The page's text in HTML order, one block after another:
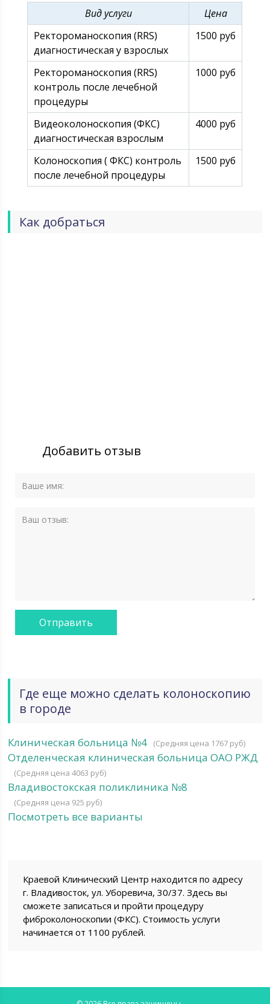
Вид услуги
Цена
Ректороманоскопия (RRS)
диагностическая у взрослых
1500 руб
Ректороманоскопия (RRS)
контроль после лечебной
процедуры
1000 руб
Видеоколоноскопия (ФКС)
диагностическая взрослым
4000 руб
Колоноскопия ( ФКС) контроль
после лечебной процедуры
1500 руб
Как добраться
Добавить отзыв
Где еще можно сделать колоноскопию
в городе
Клиническая больница №4 (Средняя цена 1767 руб)
Отделенческая клиническая больница ОАО РЖД
(Средняя цена 4063 руб)
Владивостокская поликлиника №8
(Средняя цена 925 руб)
Посмотреть все варианты
Краевой Клинический Центр находится по адресу
г. Владивосток, ул. Уборевича, 30/37. Здесь вы
сможете записаться и пройти процедуру
фиброколоноскопии (ФКС). Стоимость услуги
начинается от 1100 рублей.